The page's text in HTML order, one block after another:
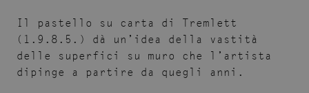
Il pastello su carta di Tremlett
(1.9.8.5.) dà un’idea della vastità
delle superfici su muro che l’artista
dipinge a partire da quegli anni.